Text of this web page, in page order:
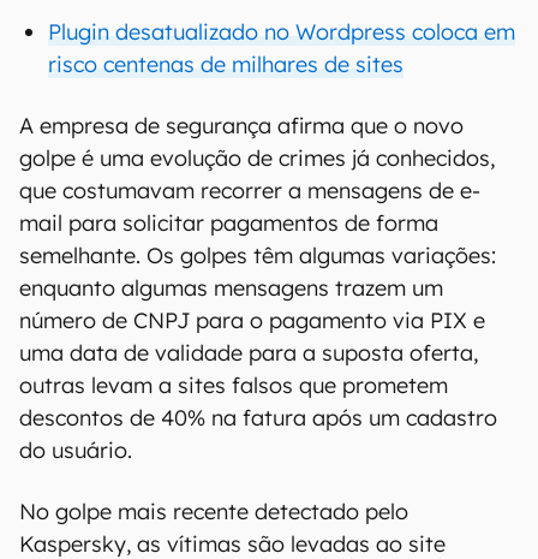
Plugin desatualizado no Wordpress coloca em
risco centenas de milhares de sites
A empresa de segurança afirma que o novo
golpe é uma evolução de crimes já conhecidos,
que costumavam recorrer a mensagens de e-
mail para solicitar pagamentos de forma
semelhante. Os golpes têm algumas variações:
enquanto algumas mensagens trazem um
número de CNPJ para o pagamento via PIX e
uma data de validade para a suposta oferta,
outras levam a sites falsos que prometem
descontos de 40% na fatura após um cadastro
do usuário.
No golpe mais recente detectado pelo
Kaspersky, as vítimas são levadas ao site